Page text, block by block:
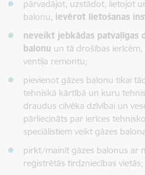
pārvadājot, uzstādot, lietojot
balonu, ievērot lietošanas
neveikt jebkādas patvaļīgas
balonu un tā drošības
ventiļa remontu;
pievienot gāzes balonu tikai
tehniskā kārtībā un kuru
draudus cilvēka dzīvībai un
pārliecināts par ierīces
speciālistiem veikt gāzes
pirkt/mainīt gāzes balonus ar
reģistrētās tirdzniecības vietās;